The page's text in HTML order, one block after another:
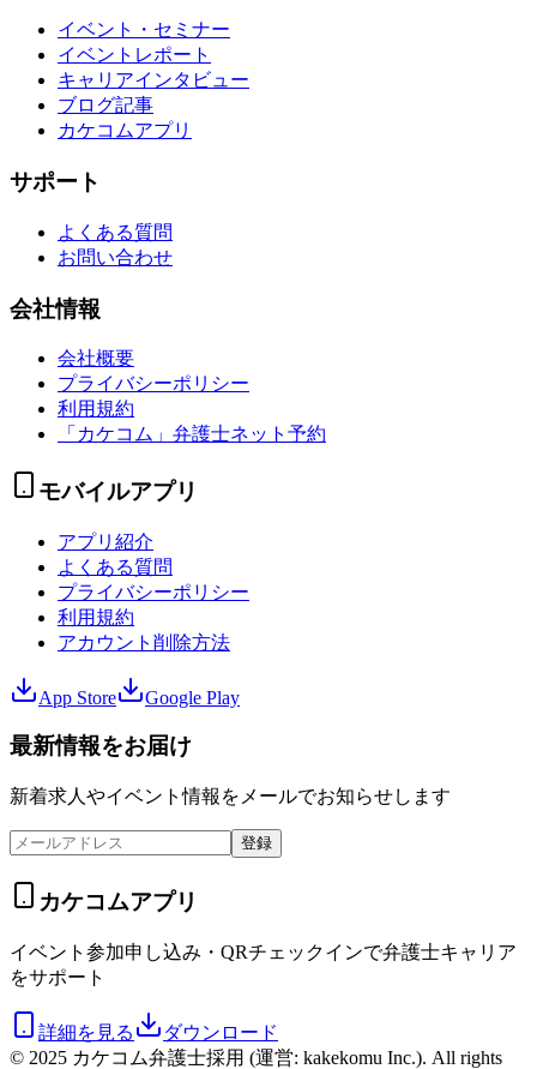
イベント・セミナー
イベントレポート
キャリアインタビュー
ブログ記事
カケコムアプリ
サポート
よくある質問
お問い合わせ
会社情報
会社概要
プライバシーポリシー
利用規約
「カケコム」弁護士ネット予約
モバイルアプリ
アプリ紹介
よくある質問
プライバシーポリシー
利用規約
アカウント削除方法
App Store Google Play
最新情報をお届け
新着求人やイベント情報をメールでお知らせします
登録
カケコムアプリ
イベント参加申し込み・QRチェックインで弁護士キャリア
をサポート
詳細を見る
ダウンロード
© 2025 カケコム弁護士採用 (運営: kakekomu Inc.). All rights